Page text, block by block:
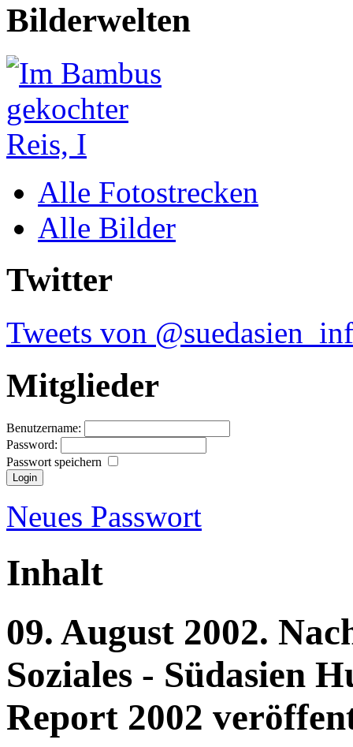
Bilderwelten
Alle Fotostrecken
Alle Bilder
Twitter
Tweets von
Mitglieder
Benutzername:
Password:
Passwort speichern
Neues Passwort
Inhalt
09. August 2002.
Soziales - Südasien
Report 2002